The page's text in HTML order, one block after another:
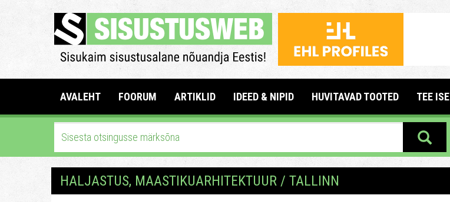
AVALEHT FOORUM ARTIKLID IDEED & NIPID HUVITAVAD TOOTED TEE ISE
HALJASTUS, MAASTIKUARHITEKTUUR / TALLINN